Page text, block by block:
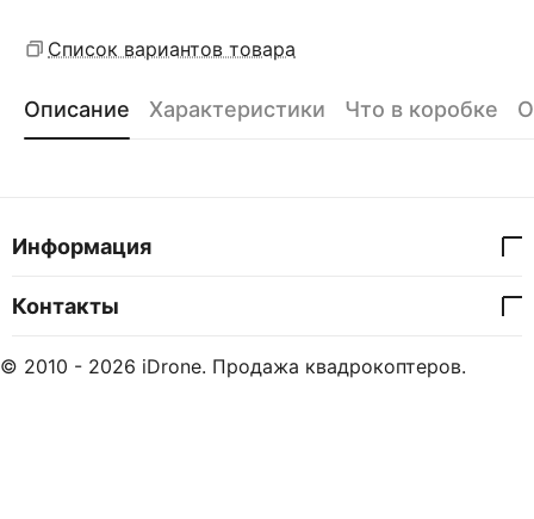
Список вариантов товара
Описание Характеристики Что в коробке
Информация
Контакты
© 2010 - 2026 iDrone. Продажа квадрокоптеров.